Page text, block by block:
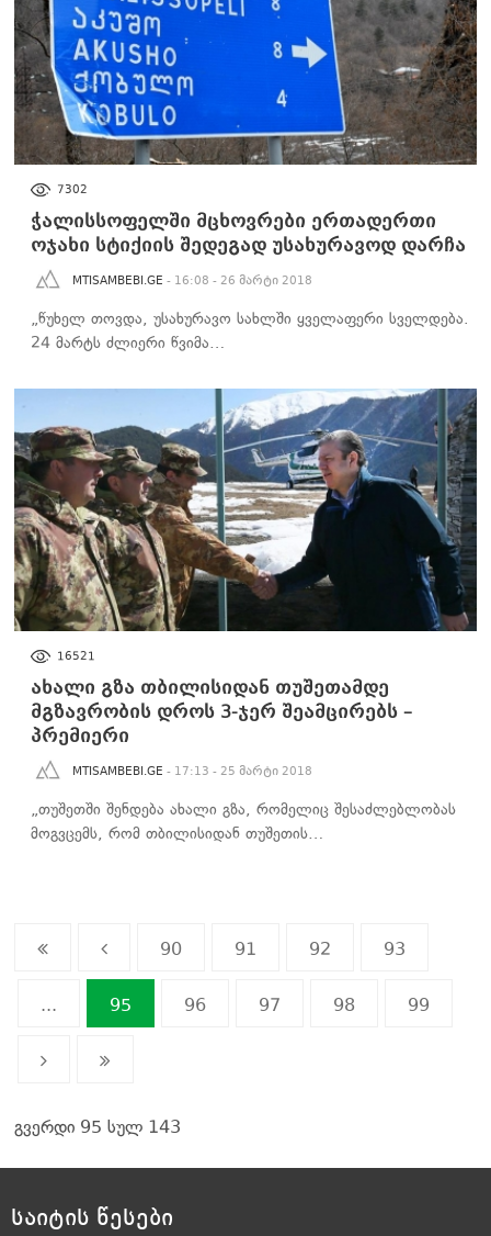
7302
ჭალისსოფელში მცხოვრები ერთადერთი
ოჯახი სტიქიის შედეგად უსახურავოდ დარჩა
MTISAMBEBI.GE - 16:08 - 26 მარტი 2018
„წუხელ თოვდა, უსახურავო სახლში ყველაფერი სველდება.
24 მარტს ძლიერი წვიმა…
16521
ახალი გზა თბილისიდან თუშეთამდე
მგზავრობის დროს 3-ჯერ შეამცირებს –
პრემიერი
MTISAMBEBI.GE - 17:13 - 25 მარტი 2018
„თუშეთში შენდება ახალი გზა, რომელიც შესაძლებლობას
მოგვცემს, რომ თბილისიდან თუშეთის…
90 91 92 93
... 95 96 97 98 99
გვერდი 95 სულ 143
საიტის წესები